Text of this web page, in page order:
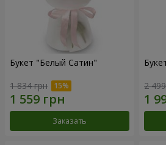
Букет "Белый Сатин"
1 834 грн
Заказать
2